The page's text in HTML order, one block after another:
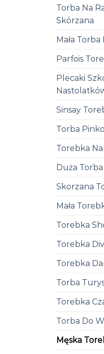
Torba Na
Skórzana
Mała
Parfois
Plecaki
Sinsay
Torba Pinko
Torebka
Duża Torba
Skorzana
Mała
Torebka
Torebka
Torebka
Torba
Torebka
Torba Do
Męska